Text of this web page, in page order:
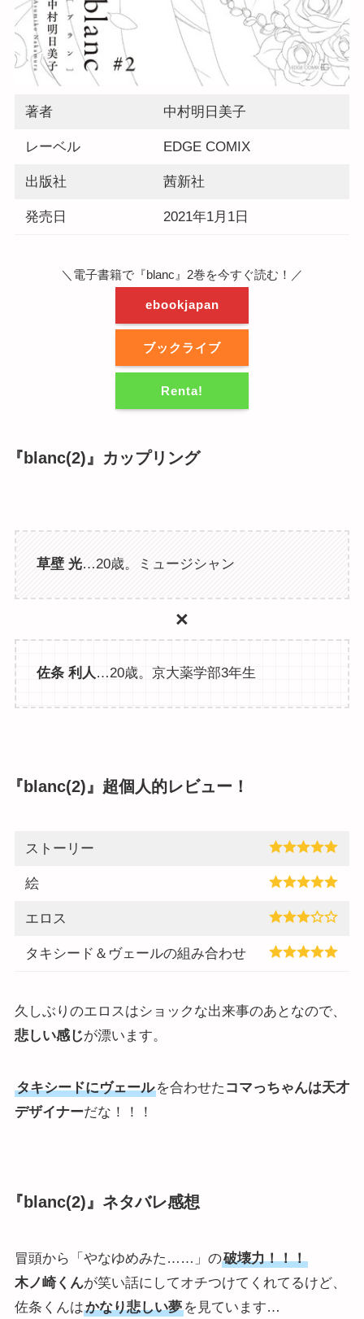
著者 中村明日美子
レーベル EDGE COMIX
出版社 茜新社
発売日 2021年1月1日
＼電子書籍で『blanc』2巻を今すぐ読む！／
ebookjapan
ブックライブ
Renta!
『blanc(2)』カップリング
草壁 光…20歳。ミュージシャン
×
佐条 利人…20歳。京大薬学部3年生
『blanc(2)』超個人的レビュー！
ストーリー
絵
エロス
タキシード＆ヴェールの組み合わせ
久しぶりのエロスはショックな出来事のあとなので、
悲しい感じが漂います。
タキシードにヴェールを合わせた コマっちゃんは天才
デザイナーだな！！！
『blanc(2)』ネタバレ感想
冒頭から「やなゆめみた……」の破壊力！！！
木ノ崎くんが笑い話にしてオチつけてくれてるけど、
佐条くんはかなり悲しい夢を見ています…